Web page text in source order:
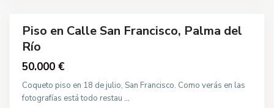
Destacado
Piso en Calle San Francisco, Palma del
Río
50.000 €
Coqueto piso en 18 de julio, San Francisco. Como verás en las
fotografías está todo restau ...
c
i
s
o
P
a
l